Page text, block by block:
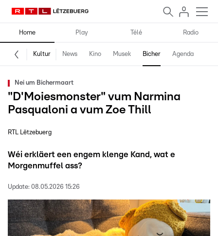
Home Play Télé Radio
Kultur News Kino Musek Bicher Agenda
Nei um Bichermaart
"D'Moiesmonster" vum Narmina
Pasqualoni a vum Zoe Thill
RTL Lëtzebuerg
Wéi erkläert een engem klenge Kand, wat e
Morgenmuffel ass?
Update: 08.05.2026 15:26